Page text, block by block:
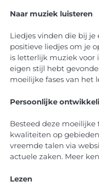
Naar muziek luisteren
Liedjes vinden die bij
positieve liedjes om je
is letterlijk muziek voor
eigen stijl hebt
moeilijke fases van het
Persoonlijke
Besteed deze
kwaliteiten op
vreemde talen via
actuele zaken. Meer
Lezen